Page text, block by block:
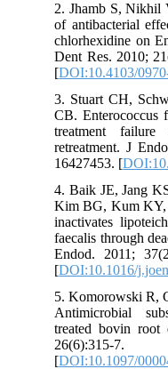
2. Jhamb S,
of antibacterial
chlorhexidine on
Dent Res. 2010;
[DOI:10.4103/
3. Stuart CH,
CB.
treatment
retreatment. J
16427453. [
4. Baik JE, Jang
Kim BG, Kum
inactivates
faecalis through
Endod. 2011;
[DOI:10.1016/
5. Komorowski
Antimicrobial
treated bovin
26(6):315-
[DOI:10.1097/